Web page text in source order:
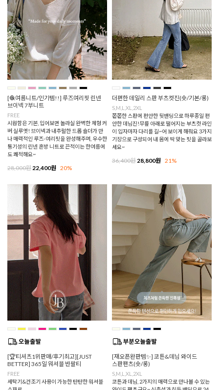
[🧶여름니트/인기템!!] 루즈여리핏 린넨
브이넥 7부니트
FREE
시원함은 기본, 입어보면 놀라실 완벽한 체형 커
버 실루엣! 브이넥과 내추럴한 드롭 숄더가 만
나 매력적인 루즈-여리핏을 완성해주며, 우수한
통기성의 린넨 혼방 니트로 끈적이는 한여름에
도 쾌적해요~
28,000원 22,400원 20%
더편한 데일리 스판 부츠컷진(숏/기본/롱)
S,M,L,XL,2XL
쫀쫀한 스판에 편안한 뒷밴딩으로 하루종일 편
안한 데님진!무릎 아래로 떨어지는 부츠컷 라인
이 입자마자 다리를 길~어 보이게 해줘요 3가지
기장으로 구성되어 내 몸에 딱 맞는 핏을 골라보
세요~
36,400원 28,800원 21%
[🏆티셔츠1위판매/후기최고][JUST
BETTER] 365일 워셔블 반팔티
FREE
세탁기&건조기 사용이 가능한 탄탄한 워셔블
[재오픈완판템✨] 코튼&데님 와이드
스판팬츠(숏/롱)
S,M,L,XL,2XL
코튼과 데님, 2가지의 매력으로 만나볼 수 있는